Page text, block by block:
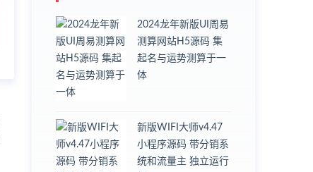
2024龙年新版UI周易
测算网站H5源码 集
起名与运势测算于一
体
新版WIFI大师v4.47
小程序源码 带分销系
统和流量主 独立运行